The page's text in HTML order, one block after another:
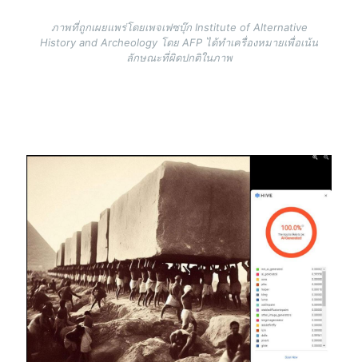
ภาพที่ถูกเผยแพร่โดยเพจเฟซบุ๊ก Institute of Alternative
History and Archeology โดย AFP ได้ทำเครื่องหมายเพื่อเน้น
ลักษณะที่ผิดปกติในภาพ